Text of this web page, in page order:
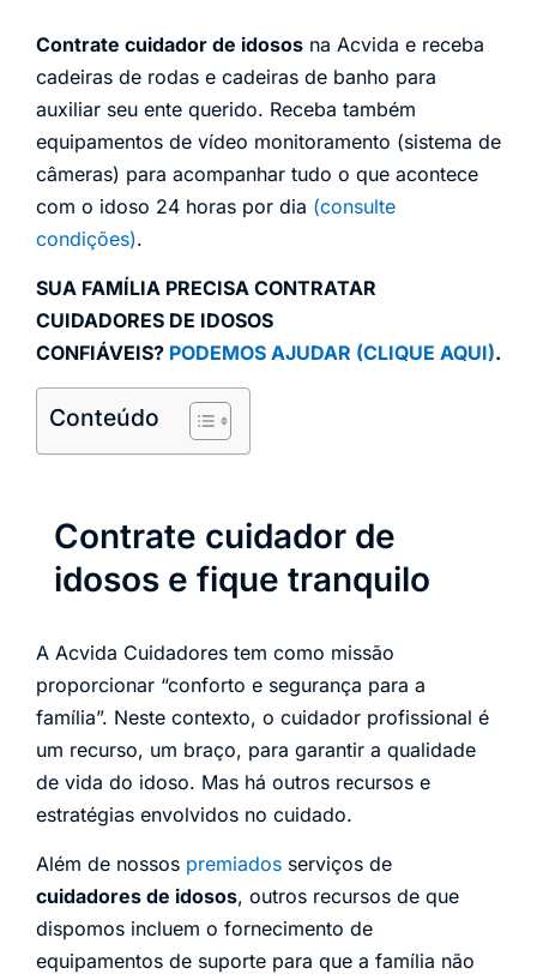
Contrate cuidador de idosos na Acvida e receba
cadeiras de rodas e cadeiras de banho para
auxiliar seu ente querido. Receba também
equipamentos de vídeo monitoramento (sistema de
câmeras) para acompanhar tudo o que acontece
com o idoso 24 horas por dia (consulte
condições).
SUA FAMÍLIA PRECISA CONTRATAR
CUIDADORES DE IDOSOS
CONFIÁVEIS? PODEMOS AJUDAR (CLIQUE AQUI).
Conteúdo
Contrate cuidador de
idosos e fique tranquilo
A Acvida Cuidadores tem como missão
proporcionar “conforto e segurança para a
família”. Neste contexto, o cuidador profissional é
um recurso, um braço, para garantir a qualidade
de vida do idoso. Mas há outros recursos e
estratégias envolvidos no cuidado.
Além de nossos premiados serviços de
cuidadores de idosos, outros recursos de que
dispomos incluem o fornecimento de
equipamentos de suporte para que a família não